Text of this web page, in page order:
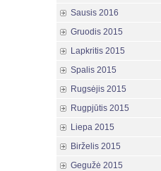
Sausis 2016
Gruodis 2015
Lapkritis 2015
Spalis 2015
Rugsėjis 2015
Rugpjūtis 2015
Liepa 2015
Birželis 2015
Gegužė 2015